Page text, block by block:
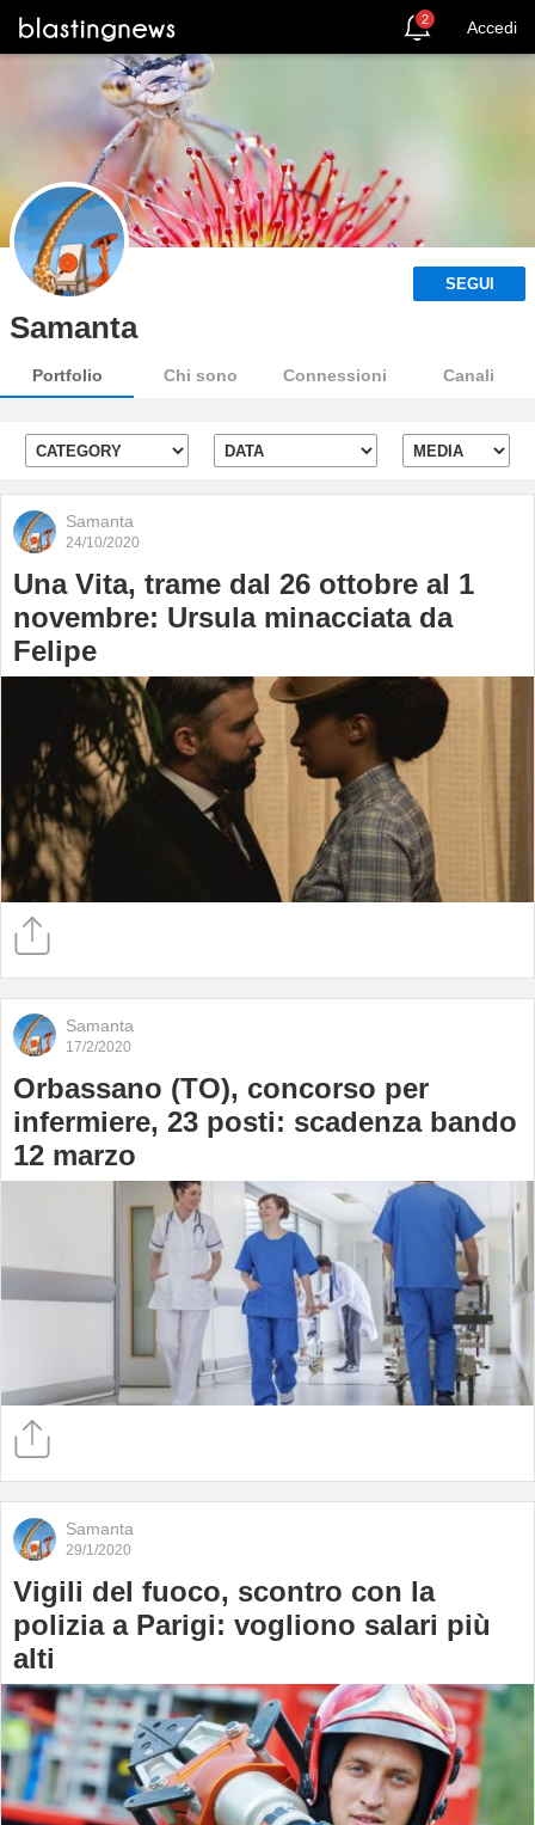
2 Accedi
SEGUI
Samanta
Portfolio Chi sono Connessioni Canali
Samanta
24/10/2020
Una Vita, trame dal 26 ottobre al 1
novembre: Ursula minacciata da
Felipe
Samanta
17/2/2020
Orbassano (TO), concorso per
infermiere, 23 posti: scadenza bando
12 marzo
Samanta
29/1/2020
Vigili del fuoco, scontro con la
polizia a Parigi: vogliono salari più
alti